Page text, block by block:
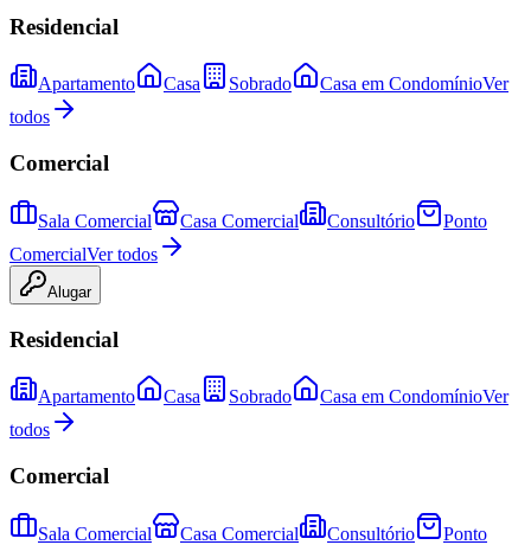
Residencial
Apartamento Casa Sobrado Casa em CondomínioVer
todos
Comercial
Sala Comercial Casa Comercial Consultório
Ponto
ComercialVer todos
Alugar
Residencial
Apartamento Casa Sobrado Casa em CondomínioVer
todos
Comercial
Sala Comercial Casa Comercial Consultório
Ponto